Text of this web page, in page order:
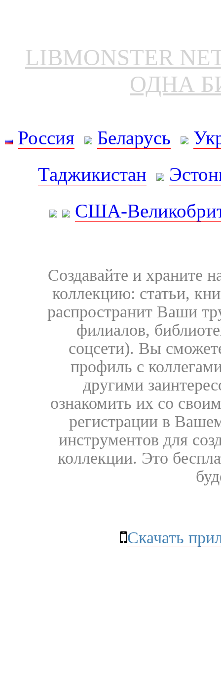
LIBMONSTER
ОДНА
Россия Беларусь
Таджикистан
США-
Создавайте и храните
коллекцию: статьи,
распространит Ваши
филиалов,
соцсети). Вы
профиль с
другими
ознакомить их со
регистрации в
инструментов для
коллекции. Это
Скачать